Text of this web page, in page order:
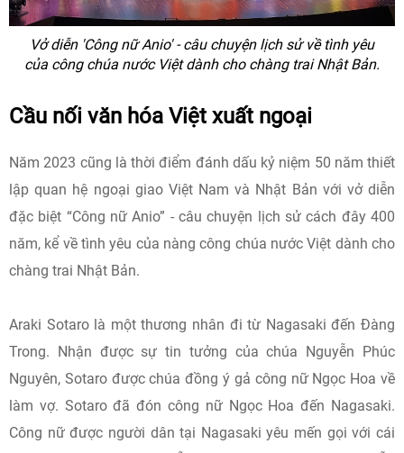
Vở diễn 'Công nữ Anio' - câu chuyện lịch sử về tình yêu
của công chúa nước Việt dành cho chàng trai Nhật Bản.
Cầu nối văn hóa Việt xuất ngoại
Năm 2023 cũng là thời điểm đánh dấu kỷ niệm 50 năm thiết
lập quan hệ ngoại giao Việt Nam và Nhật Bản với vở diễn
đặc biệt “Công nữ Anio” - câu chuyện lịch sử cách đây 400
năm, kể về tình yêu của nàng công chúa nước Việt dành cho
chàng trai Nhật Bản.
Araki Sotaro là một thương nhân đi từ Nagasaki đến Đàng
Trong. Nhận được sự tin tưởng của chúa Nguyễn Phúc
Nguyên, Sotaro được chúa đồng ý gả công nữ Ngọc Hoa về
làm vợ. Sotaro đã đón công nữ Ngọc Hoa đến Nagasaki.
Công nữ được người dân tại Nagasaki yêu mến gọi với cái